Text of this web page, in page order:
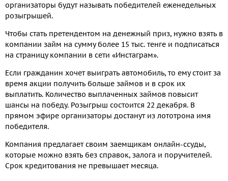
организаторы будут называть победителей еженедельных
розыгрышей.
Чтобы стать претендентом на денежный приз, нужно взять в
компании займ на сумму более 15 тыс. тенге и подписаться
на страницу компании в сети «Инстаграм».
Если гражданин хочет выиграть автомобиль, то ему стоит за
время акции получить больше займов и в срок их
выплатить. Количество выплаченных займов повысит
шансы на победу. Розыгрыш состоится 22 декабря. В
прямом эфире организаторы достанут из лототрона имя
победителя.
Компания предлагает своим заемщикам онлайн-ссуды,
которые можно взять без справок, залога и поручителей.
Срок кредитования не превышает месяца.